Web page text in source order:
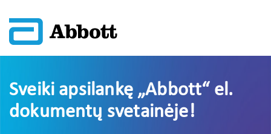
Sveiki apsilankę „Abbott“ el.
dokumentų svetainėje!